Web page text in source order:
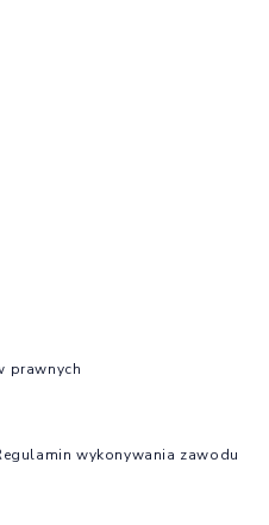
prawnych
wykonywania zawodu